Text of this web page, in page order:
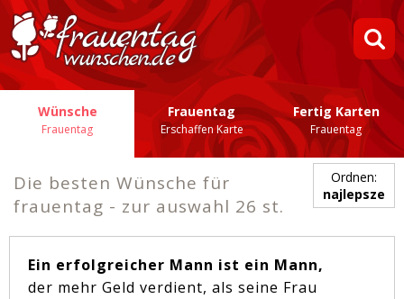
Wünsche
Frauentag
Frauentag
Erschaffen Karte
Fertig Karten
Frauentag
Ordnen:
najlepsze
Die besten Wünsche für
frauentag - zur auswahl 26 st.
Ein erfolgreicher Mann ist ein Mann,
der mehr Geld verdient, als seine Frau